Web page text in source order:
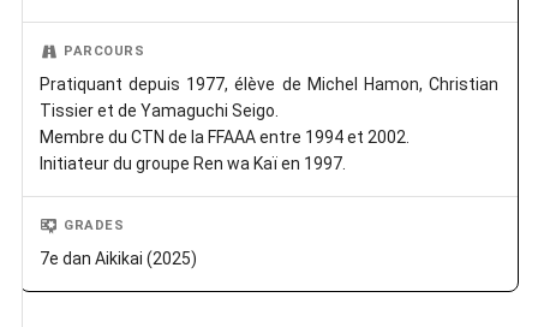
PARCOURS
Pratiquant depuis 1977, élève de Michel Hamon, Christian
Tissier et de Yamaguchi Seigo.
Membre du CTN de la FFAAA entre 1994 et 2002.
Initiateur du groupe Ren wa Kaï en 1997.
GRADES
7e dan Aikikai (2025)